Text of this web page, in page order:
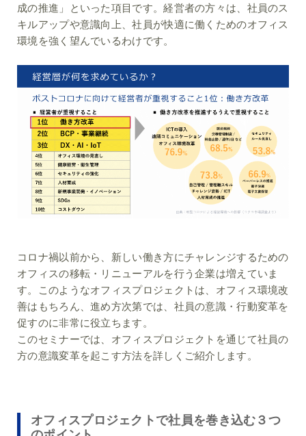
成の推進」といった項目です。経営者の方々は、社員のス
キルアップや意識向上、社員が快適に働くためのオフィス
環境を強く望んでいるわけです。
コロナ禍以前から、新しい働き方にチャレンジするための
オフィスの移転・リニューアルを行う企業は増えていま
す。このようなオフィスプロジェクトは、オフィス環境改
善はもちろん、進め方次第では、社員の意識・行動変革を
促すのに非常に役立ちます。
このセミナーでは、オフィスプロジェクトを通じて社員の
方の意識変革を起こす方法を詳しくご紹介します。
オフィスプロジェクトで社員を巻き込む３つ